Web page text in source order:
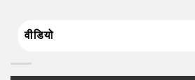
वीडियो